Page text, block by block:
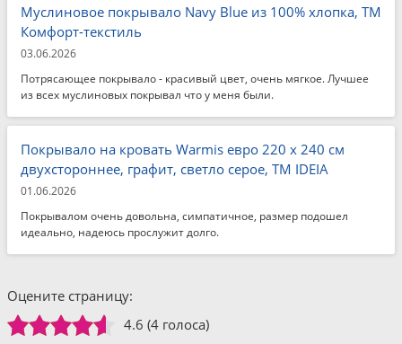
Муслиновое покрывало Navy Blue из 100% хлопка, ТМ
Комфорт-текстиль
03.06.2026
Потрясающее покрывало - красивый цвет, очень мягкое. Лучшее
из всех муслиновых покрывал что у меня были.
Покрывало на кровать Warmis евро 220 x 240 см
двухстороннее, графит, светло серое, ТМ IDEIA
01.06.2026
Покрывалом очень довольна, симпатичное, размер подошел
идеально, надеюсь прослужит долго.
Оцените страницу:
4.6 (4 голоса)